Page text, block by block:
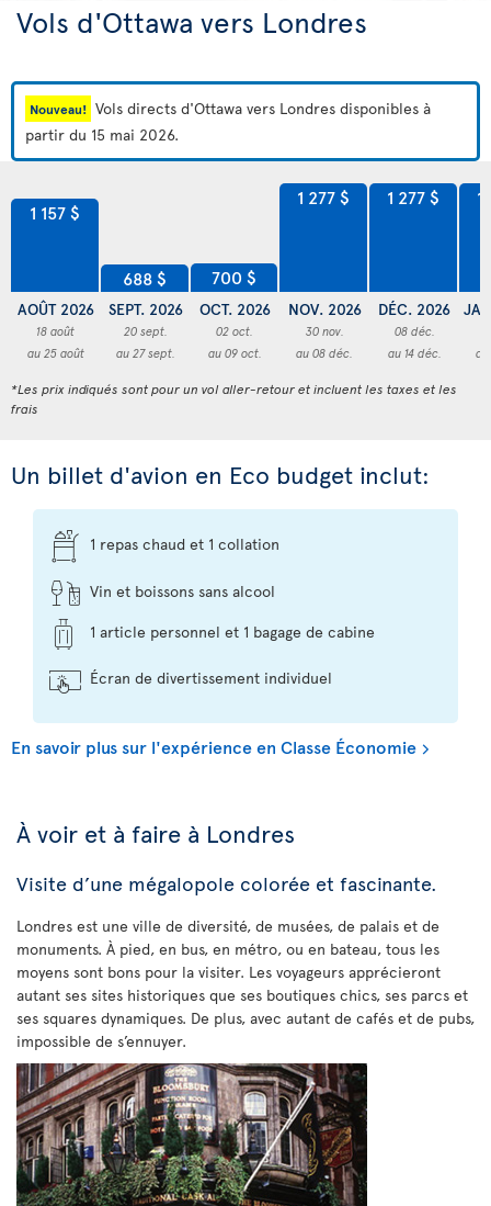
Vols d'Ottawa vers Londres
Nouveau! Vols directs d'Ottawa vers Londres disponibles à
partir du 15 mai 2026.
1 157 $
AOÛT 2026
18 août
au 25 août
688 $
SEPT. 2026
20 sept.
au 27 sept.
700 $
OCT. 2026
02 oct.
au 09 oct.
1 277 $
NOV. 2026
30 nov.
au 08 déc.
1 277 $
DÉC. 2026
08 déc.
au 14 déc.
1
*Les prix indiqués sont pour un vol aller-retour et incluent les taxes et les
frais
Un billet d'avion en Eco budget inclut:
1 repas chaud et 1 collation
Vin et boissons sans alcool
1 article personnel et 1 bagage de cabine
Écran de divertissement individuel
En savoir plus sur l'expérience en Classe Économie
À voir et à faire à Londres
Visite d’une mégalopole colorée et fascinante.
Londres est une ville de diversité, de musées, de palais et de
monuments. À pied, en bus, en métro, ou en bateau, tous les
moyens sont bons pour la visiter. Les voyageurs apprécieront
autant ses sites historiques que ses boutiques chics, ses parcs et
ses squares dynamiques. De plus, avec autant de cafés et de pubs,
impossible de s’ennuyer.